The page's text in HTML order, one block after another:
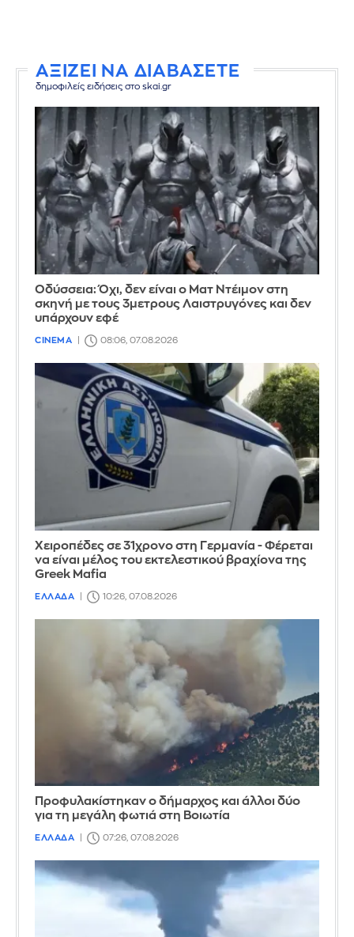
ΑΞΙΖΕΙ ΝΑ ΔΙΑΒΑΣΕΤΕ
δημοφιλείς ειδήσεις στο skai.gr
Οδύσσεια: Όχι, δεν είναι ο Ματ Ντέιμον στη
σκηνή με τους 3μετρους Λαιστρυγόνες και δεν
υπάρχουν εφέ
CINEMA 08:06, 07.08.2026
Χειροπέδες σε 31χρονο στη Γερμανία - Φέρεται
να είναι μέλος του εκτελεστικού βραχίονα της
Greek Mafia
ΕΛΛΑΔΑ 10:26, 07.08.2026
Προφυλακίστηκαν ο δήμαρχος και άλλοι δύο
για τη μεγάλη φωτιά στη Βοιωτία
ΕΛΛΑΔΑ 07:26, 07.08.2026